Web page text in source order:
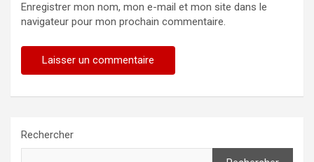
Enregistrer mon nom, mon e-mail et mon site dans le
navigateur pour mon prochain commentaire.
Rechercher